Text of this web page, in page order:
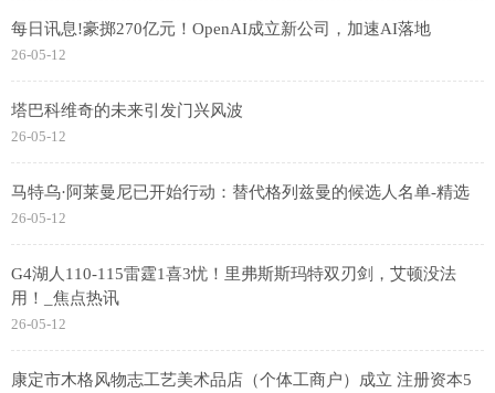
每日讯息!豪掷270亿元！OpenAI成立新公司，加速AI落地
26-05-12
塔巴科维奇的未来引发门兴风波
26-05-12
马特乌·阿莱曼尼已开始行动：替代格列兹曼的候选人名单-精选
26-05-12
G4湖人110-115雷霆1喜3忧！里弗斯斯玛特双刃剑，艾顿没法
用！_焦点热讯
26-05-12
康定市木格风物志工艺美术品店（个体工商户）成立 注册资本5